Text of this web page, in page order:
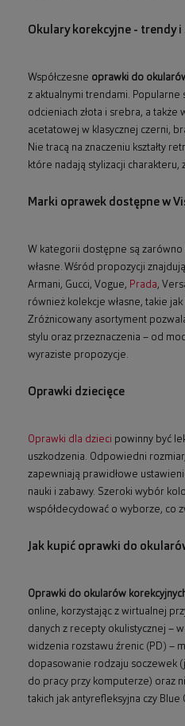
Okulary korekcyjne - trendy i
Współczesne oprawki do
z aktualnymi trendami.
odcieniach złota i srebra, a także
acetatowej w klasycznej czerni,
Nie tracą na znaczeniu kształty
które nadają stylizacji charakteru,
Marki oprawek dostępne w
W kategorii dostępne są
własne. Wśród propozycji
Armani, Gucci, Vogue, Prada,
również kolekcje własne, takie
Zróżnicowany asortyment
stylu oraz przeznaczenia – od
wyraziste propozycje.
Oprawki dziecięce
Oprawki dla dzieci powinny być
uszkodzenia. Odpowiedni
zapewniają prawidłowe
nauki i zabawy. Szeroki wybór
współdecydować o wyborze, co
Jak kupić oprawki do
Oprawki do okularów
online, korzystając z wirtualnej
danych z recepty okulistycznej –
widzenia rozstawu źrenic (PD) –
dopasowanie rodzaju soczewek
do pracy przy komputerze) oraz
takich jak antyrefleksyjna czy Blue